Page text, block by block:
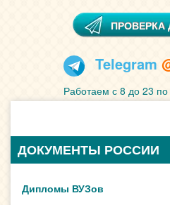
Telegram
Работаем с 8 до 23
ДОКУМЕНТЫ РОССИИ
Дипломы ВУЗов